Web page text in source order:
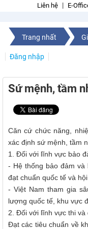
Liên hệ E-
Trang nhất
Đăng nhập
Sứ mệnh, tầm
Căn cứ chức năng,
xác định sứ mệnh, tầm
1. Đối với lĩnh vực bảo
- Hệ thống bảo đảm và
đạt chuẩn quốc tế và
- Việt Nam tham gia
lượng quốc tế, khu vực
2. Đối với lĩnh vực thi và
Đạt các tiêu chuẩn về